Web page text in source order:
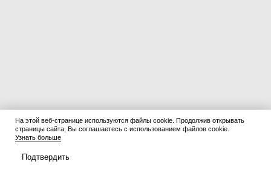
На этой веб-странице используются файлы cookie. Продолжив открывать
страницы сайта, Вы соглашаетесь с использованием файлов cookie.
Узнать больше
Подтвердить